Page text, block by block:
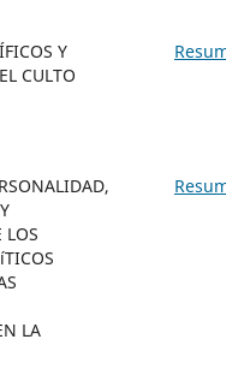
Y
CULTO
LOS
LA